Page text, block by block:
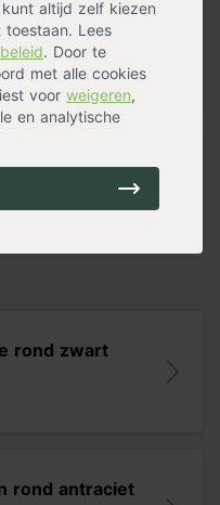
altijd zelf kiezen
Lees
. Door te
met alle cookies
voor weigeren,
en analytische
rond zwart
rond antraciet